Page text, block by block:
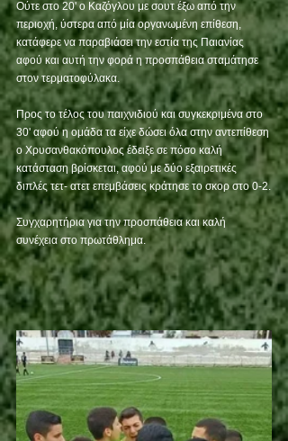
Ούτε στο 20' ο Καζόγλου με σουτ έξω από την
περιοχή, ύστερα από μία οργανωμένη επίθεση,
κατάφερε να παραβιάσει την εστία της Παιανίας
αφού και αυτή την φορά η προσπάθεια σταμάτησε
στον τερματοφύλακα.
Προς το τέλος του παιχνιδιού και συγκεκριμένα στο
30' αφού η ομάδα τα είχε δώσει όλα στην αντεπίθεση
ο Χρυσανθακόπουλος έδειξε σε πόσο καλή
κατάσταση βρίσκεται, αφού με δύο εξαιρετικές
διπλές τετ- ατετ επεμβάσεις κράτησε το σκορ στο 0-2.
Συγχαρητήρια για την προσπάθεια και καλή
συνέχεια στο πρωτάθλημα.